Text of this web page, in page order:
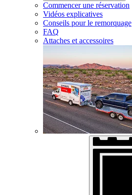
Commencer une réservation
Vidéos explicatives
Conseils pour le remorquage
FAQ
Attaches et accessoires